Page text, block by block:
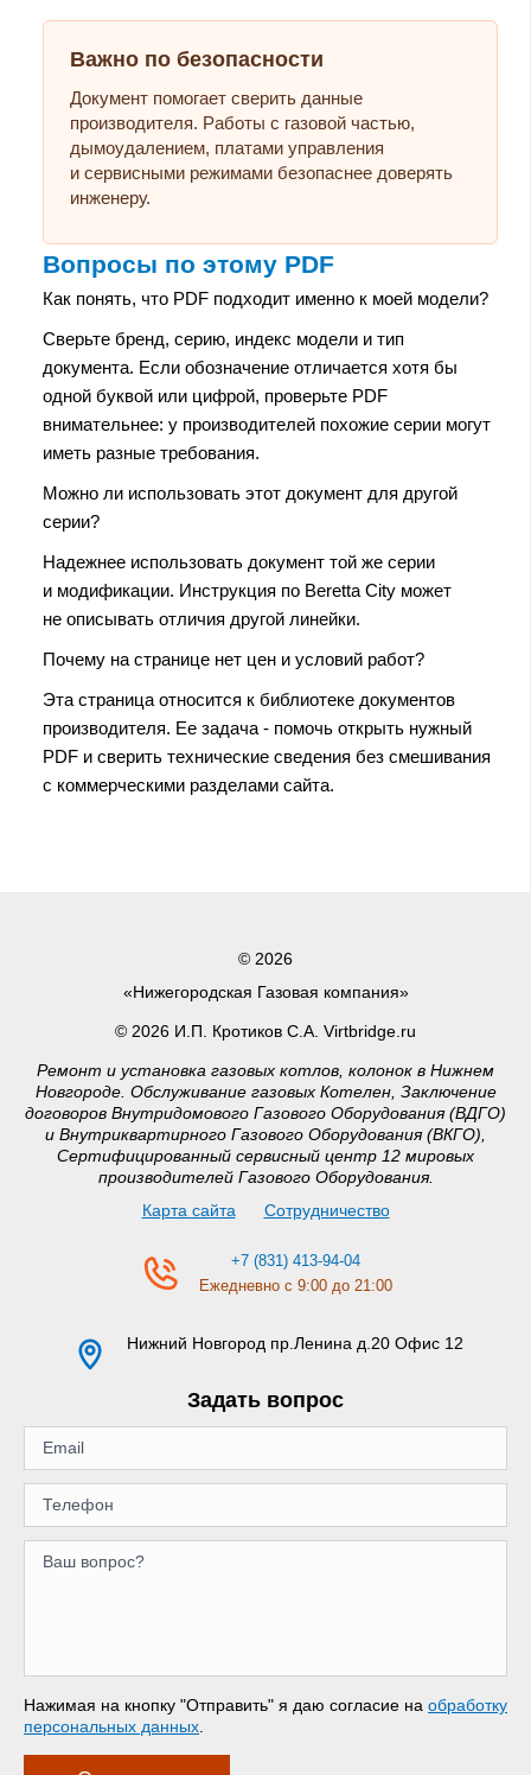
Важно по безопасности
Документ помогает сверить данные
производителя. Работы с газовой частью,
дымоудалением, платами управления
и сервисными режимами безопаснее доверять
инженеру.
Вопросы по этому PDF
Как понять, что PDF подходит именно к моей модели?
Сверьте бренд, серию, индекс модели и тип
документа. Если обозначение отличается хотя бы
одной буквой или цифрой, проверьте PDF
внимательнее: у производителей похожие серии могут
иметь разные требования.
Можно ли использовать этот документ для другой
серии?
Надежнее использовать документ той же серии
и модификации. Инструкция по Beretta City может
не описывать отличия другой линейки.
Почему на странице нет цен и условий работ?
Эта страница относится к библиотеке документов
производителя. Ее задача - помочь открыть нужный
PDF и сверить технические сведения без смешивания
с коммерческими разделами сайта.
© 2026
«Нижегородская Газовая компания»
© 2026 И.П. Кротиков С.А. Virtbridge.ru
Ремонт и установка газовых котлов, колонок в Нижнем
Новгороде. Обслуживание газовых Котелен, Заключение
договоров Внутридомового Газового Оборудования (ВДГО)
и Внутриквартирного Газового Оборудования (ВКГО),
Сертифицированный сервисный центр 12 мировых
производителей Газового Оборудования.
Карта сайта
Сотрудничество
+7 (831) 413-94-04
Ежедневно с 9:00 до 21:00
Нижний Новгород пр.Ленина д.20 Офис 12
Задать вопрос
Нажимая на кнопку "Отправить" я даю согласие на обработку
персональных данных